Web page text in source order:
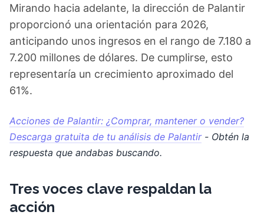
Mirando hacia adelante, la dirección de Palantir
proporcionó una orientación para 2026,
anticipando unos ingresos en el rango de 7.180 a
7.200 millones de dólares. De cumplirse, esto
representaría un crecimiento aproximado del
61%.
Acciones de Palantir: ¿Comprar, mantener o vender?
Descarga gratuita de tu análisis de Palantir- Obtén la
respuesta que andabas buscando.
Tres voces clave respaldan la
acción